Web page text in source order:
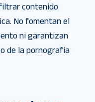
contenido
No fomentan el
ni garantizan
de la pornografía